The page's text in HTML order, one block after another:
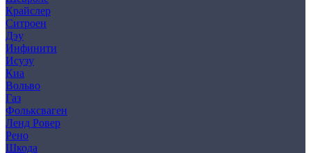
Крайслер
Ситроен
Дэу
Инфинити
Исузу
Киа
Вольво
Газ
Фольксваген
Ленд Ровер
Рено
Шкода